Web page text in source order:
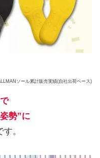
ソール累計販売実績(自社出荷ベース)
勢”に
。